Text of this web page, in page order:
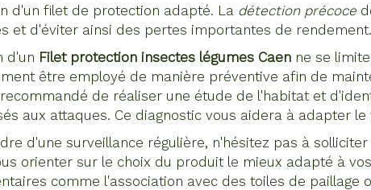
d'un filet de protection adapté. La détection précoce
et d'éviter ainsi des pertes importantes de rendement.
d'un Filet protection insectes légumes Caen ne se
être employé de manière préventive afin de
de réaliser une étude de l'habitat et
aux attaques. Ce diagnostic vous aidera à adapter
d'une surveillance régulière, n'hésitez pas à
orienter sur le choix du produit le mieux adapté à
comme l'association avec des toiles de